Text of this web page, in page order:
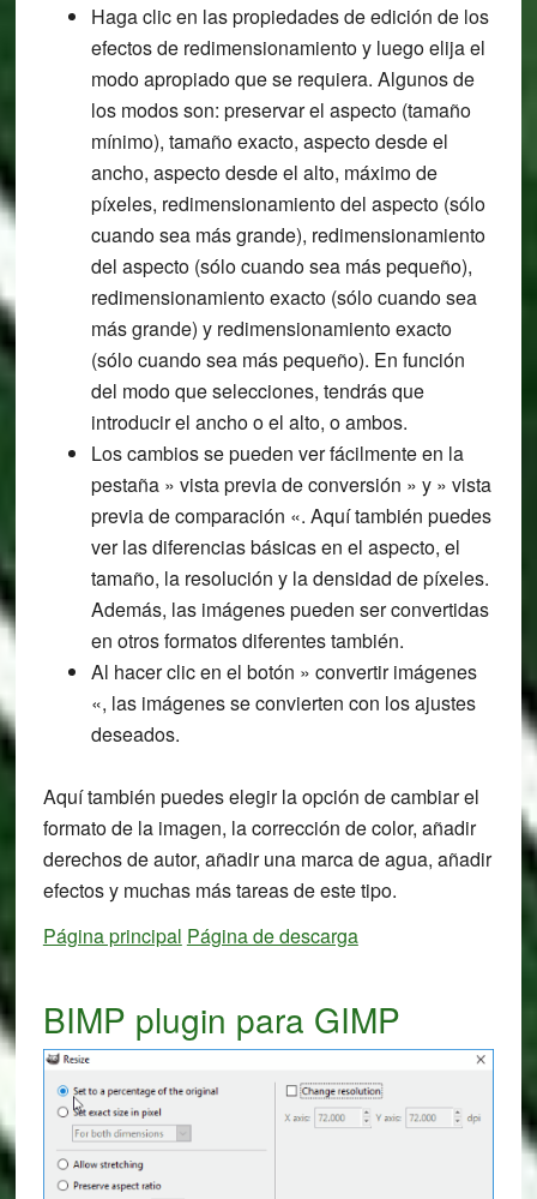
Haga clic en las propiedades de edición de los
efectos de redimensionamiento y luego elija el
modo apropiado que se requiera. Algunos de
los modos son: preservar el aspecto (tamaño
mínimo), tamaño exacto, aspecto desde el
ancho, aspecto desde el alto, máximo de
píxeles, redimensionamiento del aspecto (sólo
cuando sea más grande), redimensionamiento
del aspecto (sólo cuando sea más pequeño),
redimensionamiento exacto (sólo cuando sea
más grande) y redimensionamiento exacto
(sólo cuando sea más pequeño). En función
del modo que selecciones, tendrás que
introducir el ancho o el alto, o ambos.
Los cambios se pueden ver fácilmente en la
pestaña » vista previa de conversión » y » vista
previa de comparación «. Aquí también puedes
ver las diferencias básicas en el aspecto, el
tamaño, la resolución y la densidad de píxeles.
Además, las imágenes pueden ser convertidas
en otros formatos diferentes también.
Al hacer clic en el botón » convertir imágenes
«, las imágenes se convierten con los ajustes
deseados.
Aquí también puedes elegir la opción de cambiar el
formato de la imagen, la corrección de color, añadir
derechos de autor, añadir una marca de agua, añadir
efectos y muchas más tareas de este tipo.
Página principal Página de descarga
BIMP plugin para GIMP